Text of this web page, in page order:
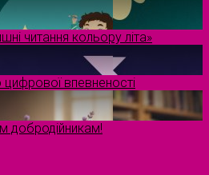
читання кольору літа»
впевненості
добродійникам!